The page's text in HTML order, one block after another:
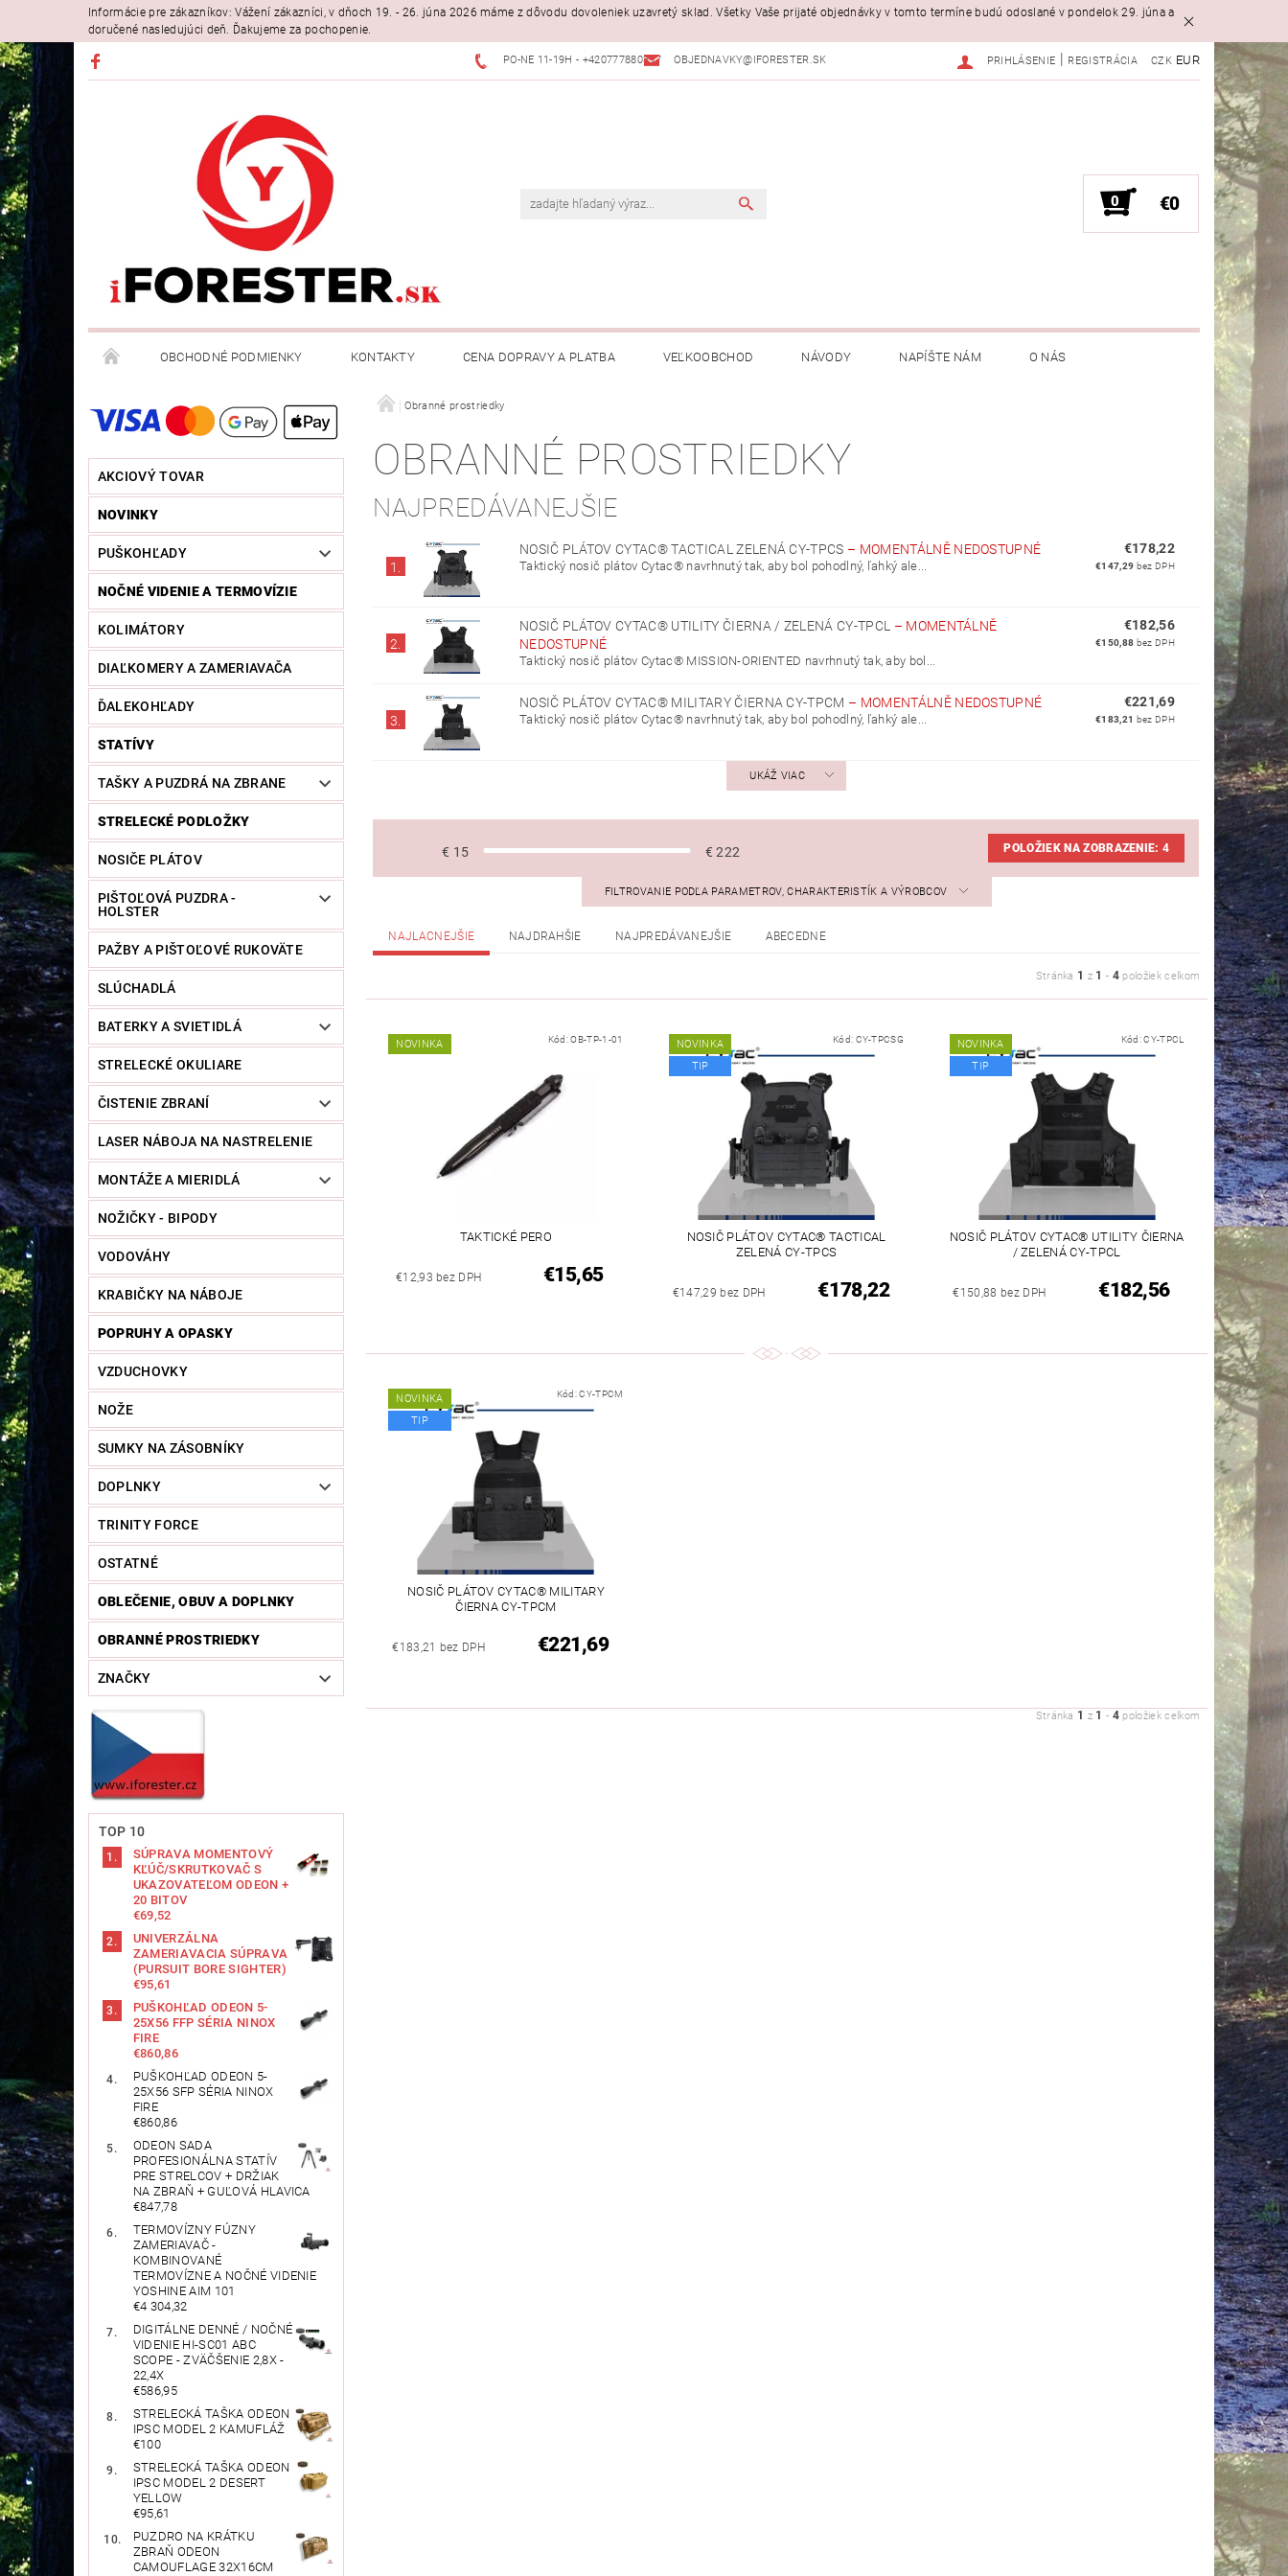
Informácie pre zákazníkov: Vážení zákazníci, v dňoch 19. - 26. júna 2026 máme z dôvodu dovoleniek uzavretý sklad. Všetky Vaše prijaté objednávky v tomto termíne budú odoslané v pondelok 29. júna a
doručené nasledujúci deň. Ďakujeme za pochopenie.
PO-NE 11-19H - +420777880397 OBJEDNAVKY@IFORESTER.SK CZK EUR
PRIHLÁSENIE REGISTRÁCIA
0 €0
OBCHODNÉ PODMIENKY KONTAKTY CENA DOPRAVY A PLATBA VEĽKOOBCHOD NÁVODY NAPÍŠTE NÁM O NÁS
AKCIOVÝ TOVAR
NOVINKY
PUŠKOHĽADY
NOČNÉ VIDENIE A TERMOVÍZIE
KOLIMÁTORY
DIAĽKOMERY A ZAMERIAVAČA
ĎALEKOHĽADY
STATÍVY
TAŠKY A PUZDRÁ NA ZBRANE
STRELECKÉ PODLOŽKY
NOSIČE PLÁTOV
PIŠTOĽOVÁ PUZDRA -
HOLSTER
PAŽBY A PIŠTOĽOVÉ RUKOVÄTE
SLÚCHADLÁ
BATERKY A SVIETIDLÁ
STRELECKÉ OKULIARE
ČISTENIE ZBRANÍ
LASER NÁBOJA NA NASTRELENIE
MONTÁŽE A MIERIDLÁ
NOŽIČKY - BIPODY
VODOVÁHY
KRABIČKY NA NÁBOJE
POPRUHY A OPASKY
VZDUCHOVKY
NOŽE
SUMKY NA ZÁSOBNÍKY
DOPLNKY
TRINITY FORCE
OSTATNÉ
OBLEČENIE, OBUV A DOPLNKY
OBRANNÉ PROSTRIEDKY
ZNAČKY
TOP 10
SÚPRAVA MOMENTOVÝ
KĽÚČ/SKRUTKOVAČ S
UKAZOVATEĽOM ODEON +
20 BITOV
€69,52
UNIVERZÁLNA
ZAMERIAVACIA SÚPRAVA
(PURSUIT BORE SIGHTER)
€95,61
PUŠKOHĽAD ODEON 5-
25X56 FFP SÉRIA NINOX
FIRE
€860,86
PUŠKOHĽAD ODEON 5-
25X56 SFP SÉRIA NINOX
FIRE
€860,86
ODEON SADA
PROFESIONÁLNA STATÍV
PRE STRELCOV + DRŽIAK
NA ZBRAŇ + GUĽOVÁ HLAVICA
€847,78
TERMOVÍZNY FÚZNY
ZAMERIAVAČ -
KOMBINOVANÉ
TERMOVÍZNE A NOČNÉ VIDENIE
YOSHINE AIM 101
€4 304,32
DIGITÁLNE DENNÉ / NOČNÉ
VIDENIE HI-SC01 ABC
SCOPE - ZVÄČŠENIE 2,8X -
22,4X
€586,95
STRELECKÁ TAŠKA ODEON
IPSC MODEL 2 KAMUFLÁŽ
€100
STRELECKÁ TAŠKA ODEON
IPSC MODEL 2 DESERT
YELLOW
€95,61
PUZDRO NA KRÁTKU
ZBRAŇ ODEON
CAMOUFLAGE 32X16CM
Obranné prostriedky
OBRANNÉ PROSTRIEDKY
NAJPREDÁVANEJŠIE
1.
NOSIČ PLÁTOV CYTAC® TACTICAL ZELENÁ CY-TPCS – MOMENTÁLNĚ NEDOSTUPNÉ
Taktický nosič plátov Cytac® navrhnutý tak, aby bol pohodlný, ľahký ale...
€178,22
€147,29 bez DPH
2.
NOSIČ PLÁTOV CYTAC® UTILITY ČIERNA / ZELENÁ CY-TPCL – MOMENTÁLNĚ
NEDOSTUPNÉ
Taktický nosič plátov Cytac® MISSION-ORIENTED navrhnutý tak, aby bol...
€182,56
€150,88 bez DPH
3.
NOSIČ PLÁTOV CYTAC® MILITARY ČIERNA CY-TPCM – MOMENTÁLNĚ NEDOSTUPNÉ
Taktický nosič plátov Cytac® navrhnutý tak, aby bol pohodlný, ľahký ale...
€221,69
€183,21 bez DPH
UKÁŽ VIAC
€ 15 €222 POLOŽIEK NA ZOBRAZENIE:4
FILTROVANIE PODĽA PARAMETROV, CHARAKTERISTÍK A VÝROBCOV
NAJLACNEJŠIE NAJDRAHŠIE NAJPREDÁVANEJŠIE ABECEDNE
Stránka 1 z 1 - 4 položiek celkom
NOVINKA Kód:OB-TP-1-01
TAKTICKÉ PERO
€12,93 bez DPH €15,65
NOVINKA
TIP
Kód: CY-TPCSG
NOSIČ PLÁTOV CYTAC® TACTICAL
ZELENÁ CY-TPCS
€147,29 bez DPH €178,22
NOVINKA
TIP
Kód:CY-TPCL
NOSIČ PLÁTOV CYTAC® UTILITY ČIERNA
/ ZELENÁ CY-TPCL
€150,88 bez DPH €182,56
NOVINKA
TIP
Kód:CY-TPCM
NOSIČ PLÁTOV CYTAC® MILITARY
ČIERNA CY-TPCM
€183,21 bez DPH €221,69
Stránka 1 z 1 - 4 položiek celkom